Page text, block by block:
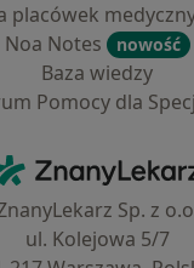
placówek
Noa Notes
nowość
Baza wiedzy
Pomocy dla
ZnanyLekarz
Sp. z
ul. Kolejowa 5/7